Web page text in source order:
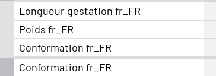
Longueur gestation fr_FR
Poids fr_FR
Conformation fr_FR
Conformation fr_FR